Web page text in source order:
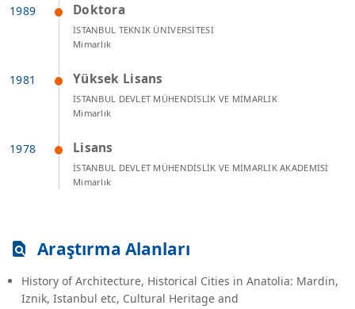
Doktora
İSTANBUL TEKNİK ÜNİVERSİTESİ
Mimarlık
Yüksek Lisans
İSTANBUL DEVLET MÜHENDİSLİK VE MİMARLIK
Mimarlık
Lisans
İSTANBUL DEVLET MÜHENDİSLİK VE MİMARLIK AKADEMİSİ
Mimarlık
Araştırma Alanları
History of Architecture, Historical Cities in Anatolia: Mardin,
Iznik, Istanbul etc, Cultural Heritage and